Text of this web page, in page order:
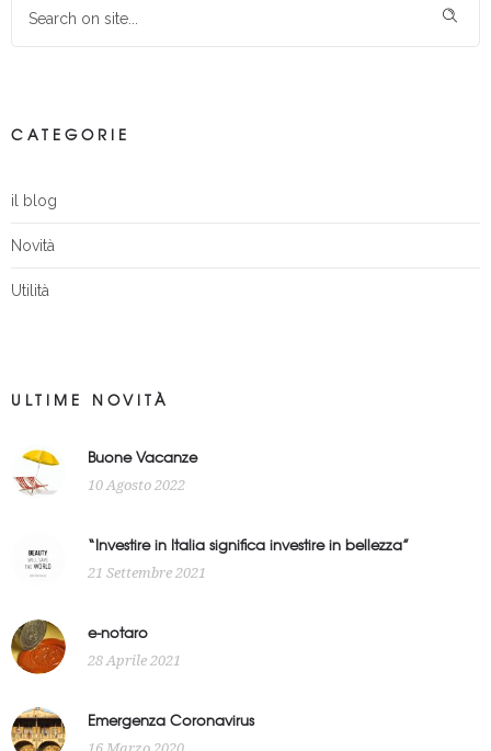
CATEGORIE
il blog
Novità
Utilità
ULTIME NOVITÀ
Buone Vacanze
10 Agosto 2022
“Investire in Italia significa investire in bellezza”
21 Settembre 2021
e-notaro
28 Aprile 2021
Emergenza Coronavirus